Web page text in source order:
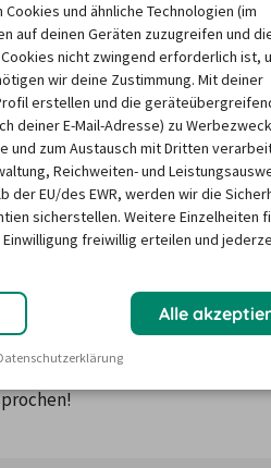
Klima 5
Bergisch
Suchergebnissen der letzten Tage.
die nach einer Suche angezeigten
?
Feiertage oder lokale
hilft immer, das
und ähnliche Technologien (im
auf deinen Geräten zuzugreifen und
nicht zwingend erforderlich ist,
wir deine Zustimmung. Mit deiner
erstellen und die
deiner E-Mail-Adresse) zu
und zum Austausch mit Dritten
Reichweiten- und
der EU/des EWR, werden wir die
sicherstellen. Weitere Einzelheiten
Einwilligung freiwillig erteilen und
Alle